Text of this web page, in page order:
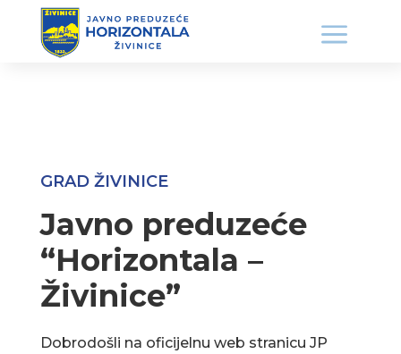
GRAD ŽIVINICE
Javno preduzeće
“Horizontala –
Živinice”
Dobrodošli na oficijelnu web stranicu JP